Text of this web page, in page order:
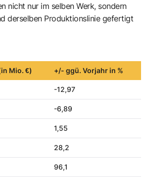
nicht nur im selben Werk, sondern
derselben Produktionslinie gefertigt
Mio. €) +/- ggü. Vorjahr in %
-12,97
-6,89
1,55
28,2
96,1